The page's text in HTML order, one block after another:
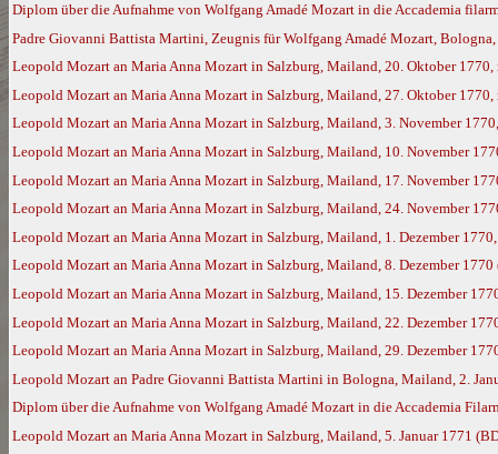
Diplom über die Aufnahme von Wolfgang Amadé Mozart in die Accademia
Padre Giovanni Battista Martini, Zeugnis für Wolfgang Amadé Mozart,
Leopold Mozart an Maria Anna Mozart in Salzburg, Mailand, 20. Oktober
Leopold Mozart an Maria Anna Mozart in Salzburg, Mailand, 27. Oktober
Leopold Mozart an Maria Anna Mozart in Salzburg, Mailand, 3. November
Leopold Mozart an Maria Anna Mozart in Salzburg, Mailand, 10. November
Leopold Mozart an Maria Anna Mozart in Salzburg, Mailand, 17. November
Leopold Mozart an Maria Anna Mozart in Salzburg, Mailand, 24. November
Leopold Mozart an Maria Anna Mozart in Salzburg, Mailand, 1. Dezember
Leopold Mozart an Maria Anna Mozart in Salzburg, Mailand, 8. Dezember 1770
Leopold Mozart an Maria Anna Mozart in Salzburg, Mailand, 15. Dezember
Leopold Mozart an Maria Anna Mozart in Salzburg, Mailand, 22. Dezember
Leopold Mozart an Maria Anna Mozart in Salzburg, Mailand, 29. Dezember
Leopold Mozart an Padre Giovanni Battista Martini in Bologna, Mailand, 2.
Diplom über die Aufnahme von Wolfgang Amadé Mozart in die Accademia
Leopold Mozart an Maria Anna Mozart in Salzburg, Mailand, 5. Januar 1771